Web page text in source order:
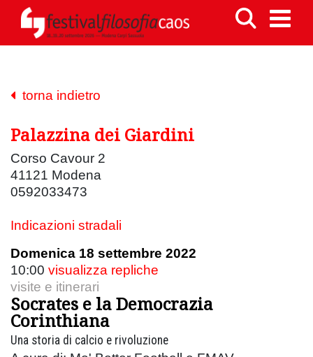
torna indietro
Palazzina dei Giardini
Corso Cavour 2
41121 Modena
0592033473
Indicazioni stradali
Domenica 18 settembre 2022
10:00 visualizza repliche
visite e itinerari
Socrates e la Democrazia
Corinthiana
Una storia di calcio e rivoluzione